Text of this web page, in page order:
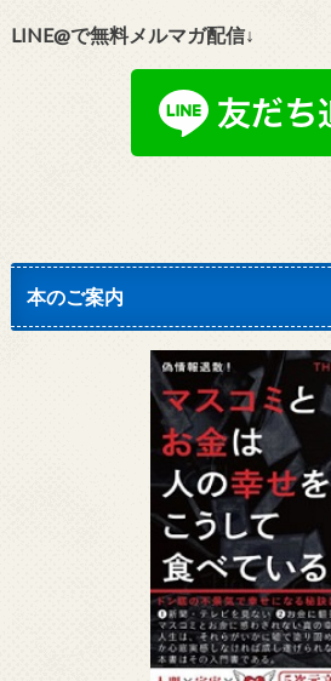
LINE@で無料メルマガ配信↓
本のご案内